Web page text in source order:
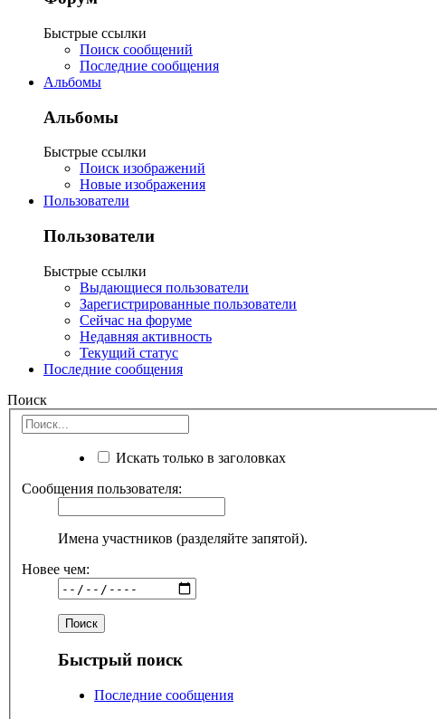
Быстрые ссылки
Поиск сообщений
Последние сообщения
Альбомы
Альбомы
Быстрые ссылки
Поиск изображений
Новые изображения
Пользователи
Пользователи
Быстрые ссылки
Выдающиеся пользователи
Зарегистрированные пользователи
Сейчас на форуме
Недавняя активность
Текущий статус
Последние сообщения
Поиск
Искать только в заголовках
Сообщения пользователя:
Имена участников (разделяйте запятой).
Новее чем:
Быстрый поиск
Последние сообщения